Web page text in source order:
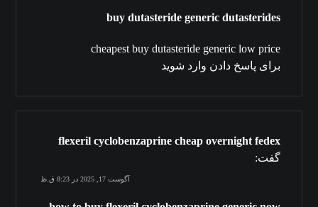
buy dutasteride generic dutasterides
cheapest buy dutasteride generic low price
برای پاسخ دادن وارد شوید
flexeril cyclobenzaprine cheap overnight fedex
گفت:
آگوست 17, 2025 در 8:23 ق.ظ